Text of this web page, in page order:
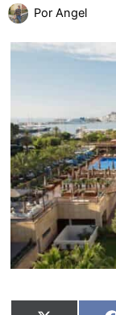
Por Angel